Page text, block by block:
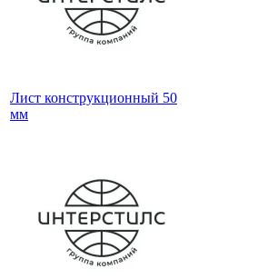
Лист конструкционный 50
мм